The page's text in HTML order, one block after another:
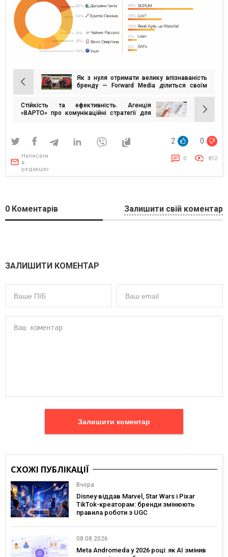
Навігація
записів
Як з нуля отримати велику впізнаваність
бренду — Forward Media ділиться своїм
Стійкість та ефективність. Агенція
«ВАРТО» про комунікаційні стратегії для
2 0
Написати
в
редакцію
0 812
0 Коментарів Залишити свій коментар
ЗАЛИШИТИ КОМЕНТАР
Залишити коментар
СХОЖІ ПУБЛІКАЦІЇ
Вчора
Disney віддав Marvel, Star Wars і Pixar
TikTok-креаторам: бренди змінюють
правила роботи з UGC
08.08.2026
Meta Andromeda у 2026 році: як AI змінив